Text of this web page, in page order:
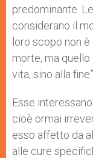
predominante.
considerano il
loro scopo non
morte, ma
vita, sino alla fine”.
Esse
cioè ormai
esso affetto da
alle cure